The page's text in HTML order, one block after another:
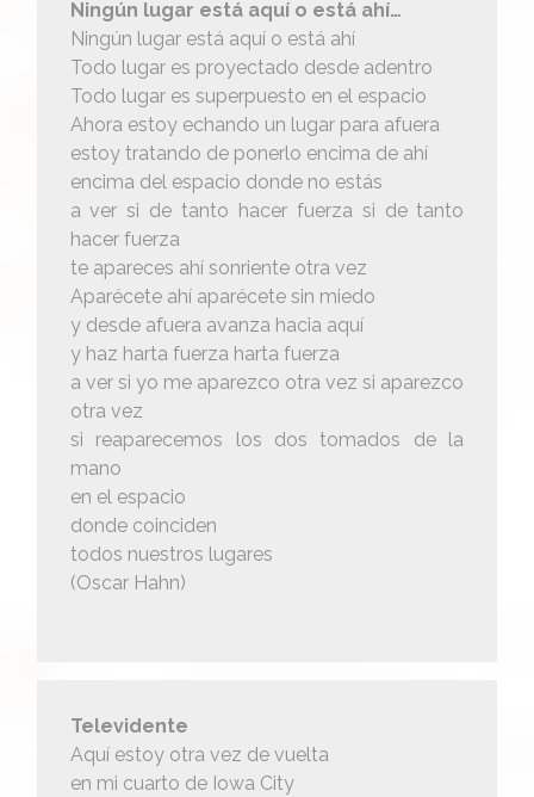
Ningún lugar está aquí o está ahí…
Ningún lugar está aquí o está ahí
Todo lugar es proyectado desde adentro
Todo lugar es superpuesto en el espacio
Ahora estoy echando un lugar para afuera
estoy tratando de ponerlo encima de ahí
encima del espacio donde no estás
a ver si de tanto hacer fuerza si de tanto
hacer fuerza
te apareces ahí sonriente otra vez
Aparécete ahí aparécete sin miedo
y desde afuera avanza hacia aquí
y haz harta fuerza harta fuerza
a ver si yo me aparezco otra vez si aparezco
otra vez
si reaparecemos los dos tomados de la
mano
en el espacio
donde coinciden
todos nuestros lugares
(Oscar Hahn)
Televidente
Aquí estoy otra vez de vuelta
en mi cuarto de Iowa City